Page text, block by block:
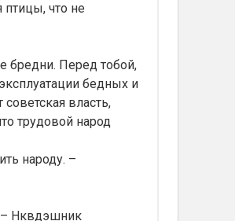
что не
бредни. Перед тобой,
бедных и
власть,
трудовой народ
народу. –
– Нквдэшник